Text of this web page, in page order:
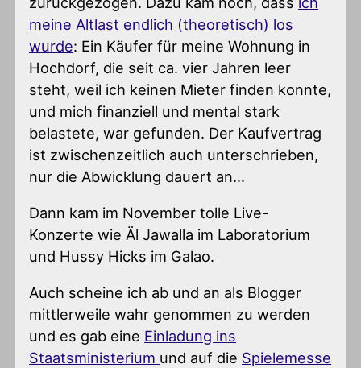
meine Altlast endlich (theoretisch) los
wurde: Ein Käufer für meine Wohnung in
Hochdorf, die seit ca. vier Jahren leer
steht, weil ich keinen Mieter finden konnte,
und mich finanziell und mental stark
belastete, war gefunden. Der Kaufvertrag
ist zwischenzeitlich auch unterschrieben,
nur die Abwicklung dauert an…
Dann kam im November tolle Live-
Konzerte wie Äl Jawalla im Laboratorium
und Hussy Hicks im Galao.
Auch scheine ich ab und an als Blogger
mittlerweile wahr genommen zu werden
und es gab eine Einladung ins
Staatsministerium und auf die Spielemesse